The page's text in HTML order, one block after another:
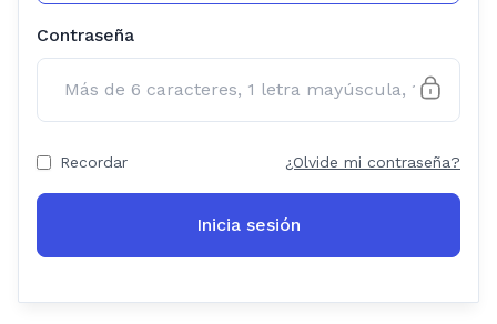
Contraseña
Recordar ¿Olvide mi contraseña?